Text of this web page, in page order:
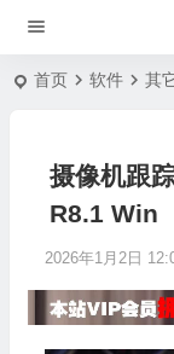
首页 软件 其
摄像机跟
R8.1 Win
2026年1月2日